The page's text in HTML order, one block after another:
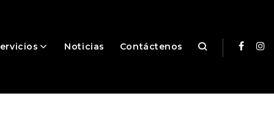
Noticias Contáctenos